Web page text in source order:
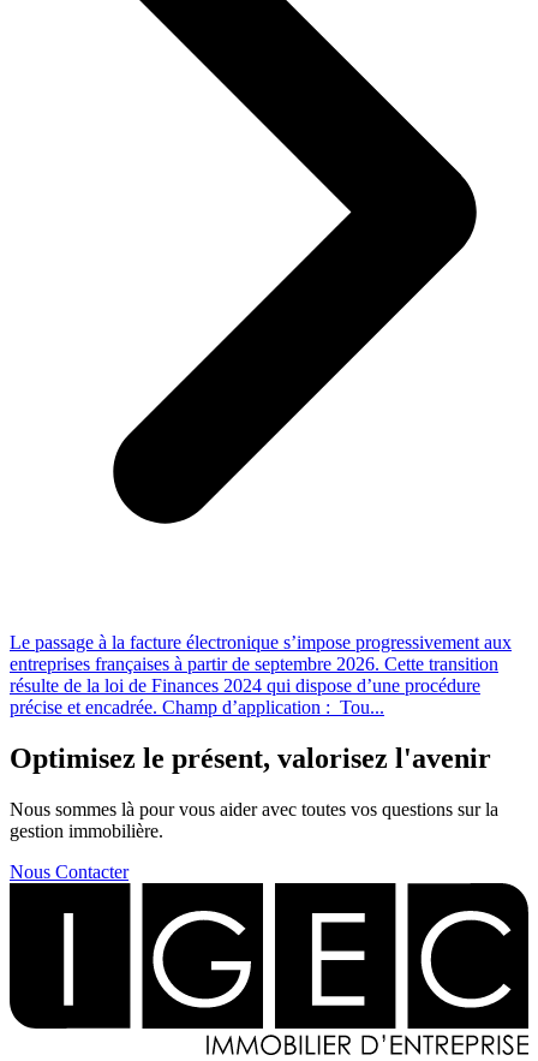
Le passage à la facture électronique s’impose progressivement aux
entreprises françaises à partir de septembre 2026. Cette transition
résulte de la loi de Finances 2024 qui dispose d’une procédure
précise et encadrée. Champ d’application : Tou...
Optimisez le présent, valorisez l'avenir
Nous sommes là pour vous aider avec toutes vos questions sur la
gestion immobilière.
Nous Contacter